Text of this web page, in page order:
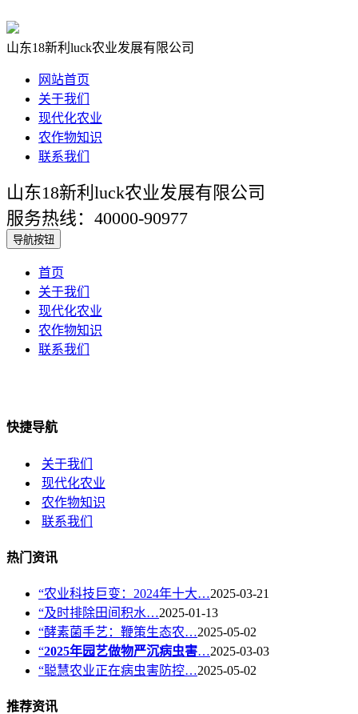
山东18新利luck农业发展有限公司
网站首页
关于我们
现代化农业
农作物知识
联系我们
山东18新利luck农业发展有限公司
服务热线：40000-90977
导航按钮
首页
关于我们
现代化农业
农作物知识
联系我们
快捷导航
关于我们
现代化农业
农作物知识
联系我们
热门资讯
“农业科技巨变：2024年十大…2025-03-21
“及时排除田间积水…2025-01-13
“酵素菌手艺：鞭策生态农…2025-05-02
“2025年园艺做物严沉病虫害…2025-03-03
“聪慧农业正在病虫害防控…2025-05-02
推荐资讯